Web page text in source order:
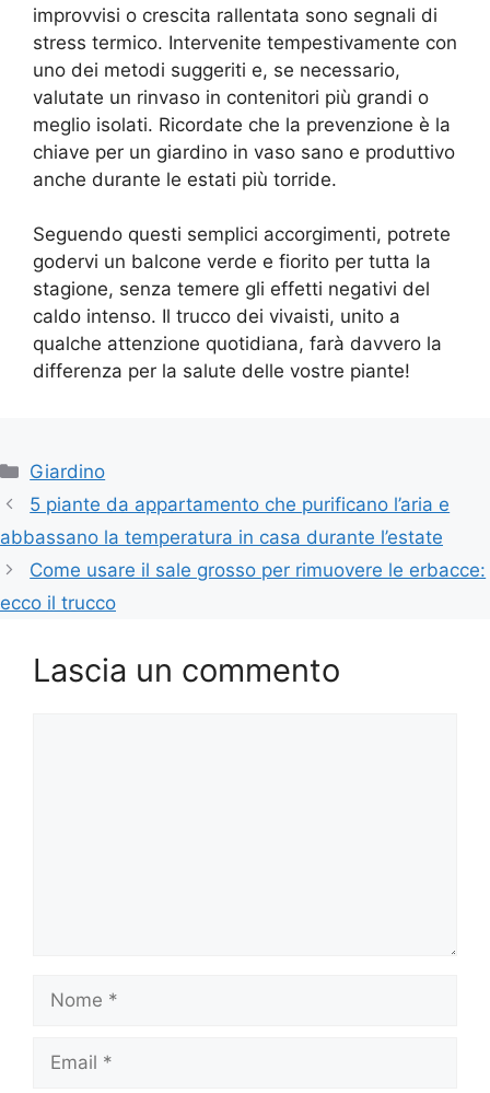
improvvisi o crescita rallentata sono segnali di
stress termico. Intervenite tempestivamente con
uno dei metodi suggeriti e, se necessario,
valutate un rinvaso in contenitori più grandi o
meglio isolati. Ricordate che la prevenzione è la
chiave per un giardino in vaso sano e produttivo
anche durante le estati più torride.
Seguendo questi semplici accorgimenti, potrete
godervi un balcone verde e fiorito per tutta la
stagione, senza temere gli effetti negativi del
caldo intenso. Il trucco dei vivaisti, unito a
qualche attenzione quotidiana, farà davvero la
differenza per la salute delle vostre piante!
Categorie
Giardino
5 piante da appartamento che purificano l’aria e
abbassano la temperatura in casa durante l’estate
Come usare il sale grosso per rimuovere le erbacce:
ecco il trucco
Lascia un commento
Nome
Email